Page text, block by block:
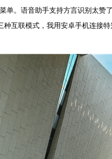
单。语音助手支持方言识别太赞
种互联模式，我用安卓手机连接